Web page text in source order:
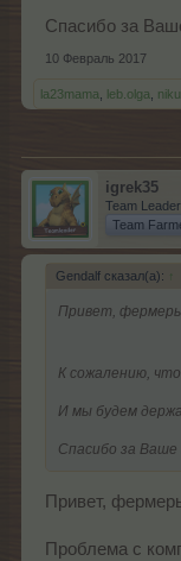
Ваша команда
Спасибо за
10 Февраль 2017
la23mama leb.olga
igrek35
Team Leader
Team
Gendalf сказал(а): ↑
Привет,
К сожалению,
И мы будем
Спасибо за
Привет,
Проблема с